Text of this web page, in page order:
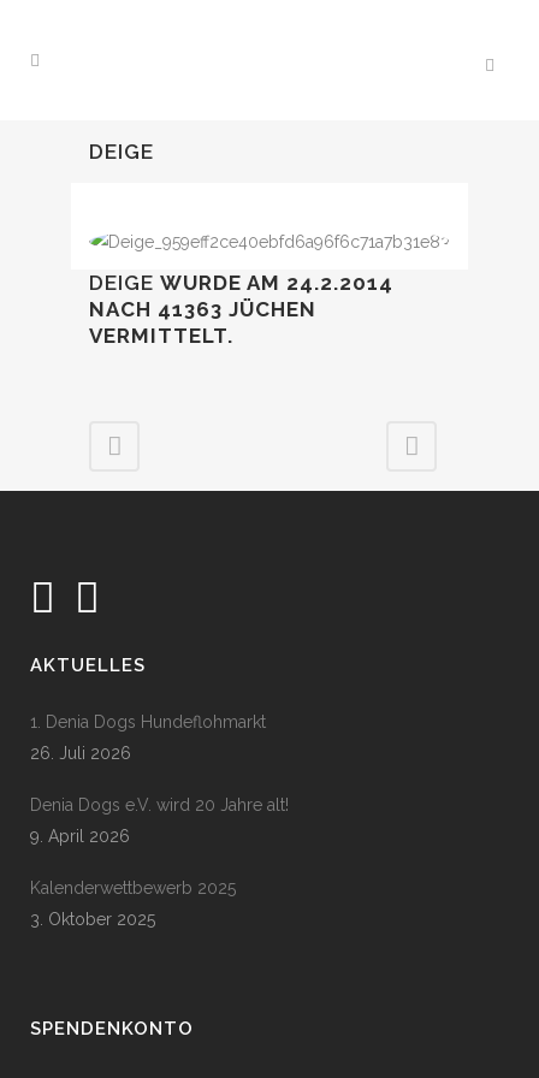
DEIGE
DEIGE WURDE AM 24.2.2014
NACH 41363 JÜCHEN
VERMITTELT.
AKTUELLES
1. Denia Dogs Hundeflohmarkt
26. Juli 2026
Denia Dogs e.V. wird 20 Jahre alt!
9. April 2026
Kalenderwettbewerb 2025
3. Oktober 2025
SPENDENKONTO